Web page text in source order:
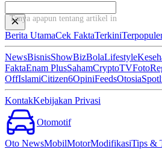
Tanya apapun tentang artikel ini...
Berita UtamaCek FaktaTerkini
NewsBisnisShowBizBolaLifestyle
FaktaEnam PlusSahamCryptoTVFoto
OffIslamiCitizen6OpiniFeedsOtosia
KontakKebijakan Privasi
Otomotif
Oto NewsMobilMotorModifikasiTips &